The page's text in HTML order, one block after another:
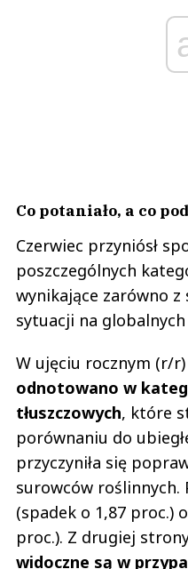
Co potaniało, a co
Czerwiec przyniósł
poszczególnych
wynikające zarówno z
sytuacji na
W ujęciu rocznym (r/r)
odnotowano w
tłuszczowych, które
porównaniu do
przyczyniła się
surowców roślinnych.
(spadek o 1,87 proc.)
proc.). Z drugiej
widoczne są w